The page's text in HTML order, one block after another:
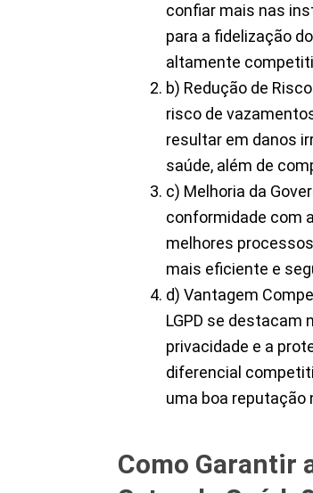
confiar mais nas
para a fidelização
altamente
b) Redução de
risco de
resultar em danos
saúde, além de
c) Melhoria da
conformidade com
melhores
mais eficiente e
d) Vantagem
LGPD se destacam
privacidade e a
diferencial
uma boa reputação
Como Garantir